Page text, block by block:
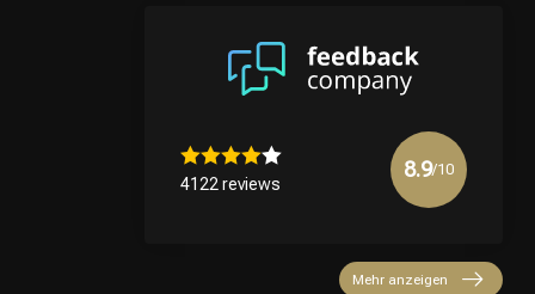
4122 reviews
8.9/10
Mehr anzeigen